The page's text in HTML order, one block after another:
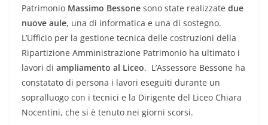
Patrimonio Massimo Bessone sono state realizzate due
nuove aule, una di informatica e una di sostegno.
L’Ufficio per la gestione tecnica delle costruzioni della
Ripartizione Amministrazione Patrimonio ha ultimato i
lavori di ampliamento al Liceo. L’Assessore Bessone ha
constatato di persona i lavori eseguiti durante un
sopralluogo con i tecnici e la Dirigente del Liceo Chiara
Nocentini, che si è tenuto nei giorni scorsi.